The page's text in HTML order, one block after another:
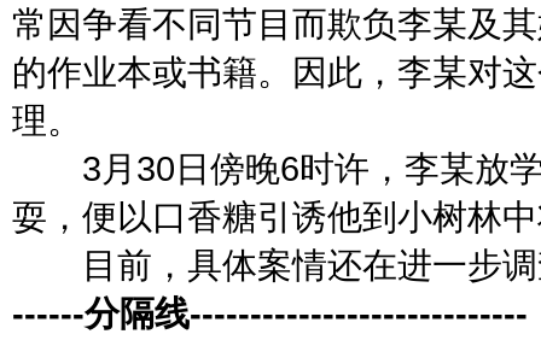
常因争看不同节目而欺负李某及
的作业本或书籍。因此，李某对
理。
3月30日傍晚6时许，李某放学
耍，便以口香糖引诱他到小树林
目前，具体案情还在进一步调
------分隔线----------------------------